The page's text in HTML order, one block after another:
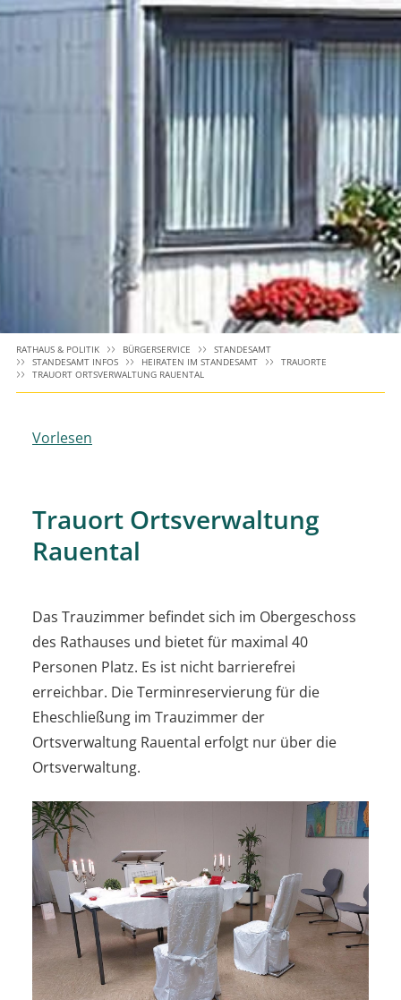
RATHAUS & POLITIK BÜRGERSERVICE
STANDESAMT
STANDESAMT INFOS
HEIRATEN IM STANDESAMT
TRAUORTE
TRAUORT ORTSVERWALTUNG RAUENTAL
Vorlesen
Trauort Ortsverwaltung
Rauental
Das Trauzimmer befindet sich im Obergeschoss
des Rathauses und bietet für maximal 40
Personen Platz. Es ist nicht barrierefrei
erreichbar. Die Terminreservierung für die
Eheschließung im Trauzimmer der
Ortsverwaltung Rauental erfolgt nur über die
Ortsverwaltung.